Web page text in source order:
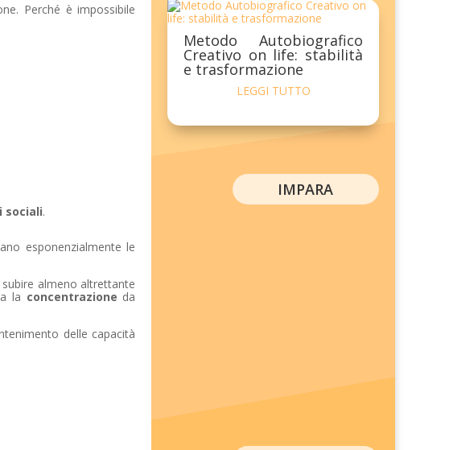
Perché è impossibile
sociali.
esponenzialmente le
almeno altrettante
la concentrazione da
delle capacità
Metodo Autobiografico
Creativo on life: stabilità
e trasformazione
LEGGI TUTTO
IMPARA